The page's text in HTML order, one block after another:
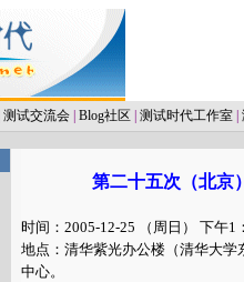
测试交流会 Blog社区 测试时代工作室
第二十五次（北京
时间：2005-12-25 （周日） 下午1
地点：清华紫光办公楼（清华大
中心。